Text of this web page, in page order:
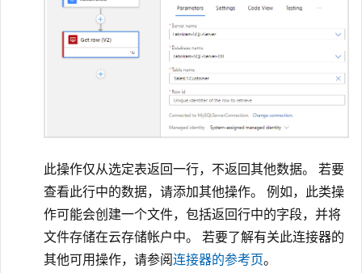
此操作仅从选定表返回一行，不返回其他数据。 若要
查看此行中的数据，请添加其他操作。 例如，此类操
作可能会创建一个文件，包括返回行中的字段，并将
文件存储在云存储帐户中。 若要了解有关此连接器的
其他可用操作，请参阅连接器的参考页。